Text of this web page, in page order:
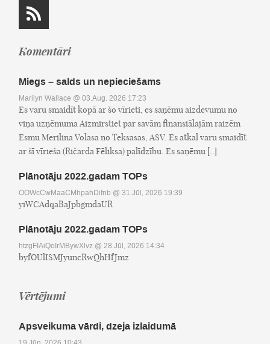
Komentāri
Miegs – salds un nepieciešams
Marilyn Wallace @ 03.Aug, 2026 17:23
Es varu smaidīt kopā ar šo vīrieti, es saņēmu aizdevumu no
viņa uzņēmuma Aizmirstiet par savām finansiālajām raizēm
Esmu Merilina Volasa no Teksasas, ASV. Es atkal varu smaidīt
ar šī vīrieša (Ričarda Fēliksa) palīdzību. Es saņēmu [..]
Plānotāju 2022.gadam TOPs
OOWcCwMaaCMhpahDifnb @ 31.Jūl, 2026 19:39
yiWCAdqaBaJpbgmdaUR
Plānotāju 2022.gadam TOPs
htzgFIAiQoIrMBywXlvz @ 28.Jūl, 2026 14:34
byfOUlISMJyuncRwQhHfJmz
Vērtējumi
Apsveikuma vārdi, dzeja izlaidumā